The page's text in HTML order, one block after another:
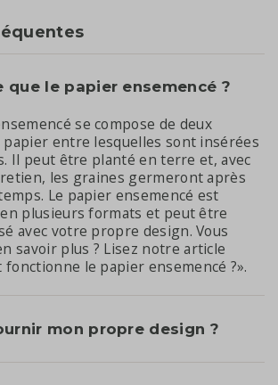
que le papier ensemencé ?
se compose de deux
papier entre lesquelles sont insérées
Il peut être planté en terre et, avec
les graines germeront après
Le papier ensemencé est
plusieurs formats et peut être
avec votre propre design. Vous
savoir plus ? Lisez notrearticle
fonctionne le papier ensemencé ?».
mon propre design ?